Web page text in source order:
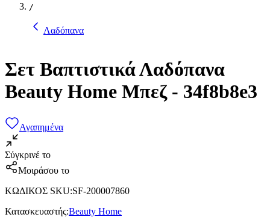
/
Λαδόπανα
Σετ Βαπτιστικά Λαδόπανα
Beauty Home Μπεζ - 34f8b8e3
Αγαπημένα
Σύγκρινέ το
Μοιράσου το
ΚΩΔΙΚΟΣ SKU:SF-200007860
Κατασκευαστής:Beauty Home